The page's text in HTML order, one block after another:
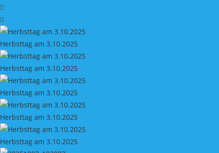
Herbsttag am 3.10.2025
Herbsttag am 3.10.2025
Herbsttag am 3.10.2025
Herbsttag am 3.10.2025
Herbsttag am 3.10.2025